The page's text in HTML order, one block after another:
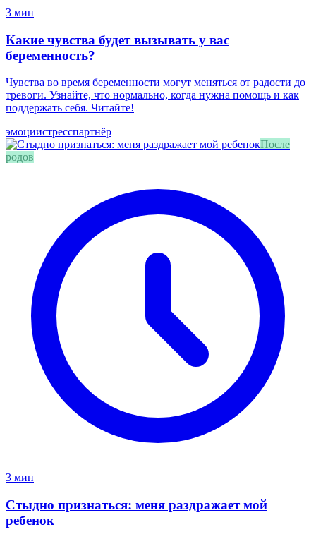
3 мин
Какие чувства будет вызывать у вас
беременность?
Чувства во время беременности могут меняться от радости до
тревоги. Узнайте, что нормально, когда нужна помощь и как
поддержать себя. Читайте!
эмоциистресспартнёр
После
родов
3 мин
Стыдно признаться: меня раздражает мой
ребенок